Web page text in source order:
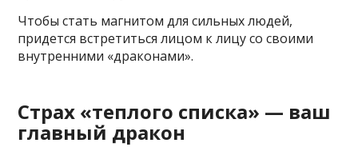
Чтобы стать магнитом для сильных людей,
придется встретиться лицом к лицу со своими
внутренними «драконами».
Страх «теплого списка» — ваш
главный дракон